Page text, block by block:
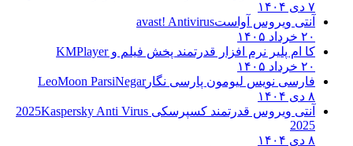
آنتی ویروس آواست avast! Antivirus
کا ام پلیر نرم افزار قدرتمند پخش فیلم وKMPlayer
فارسی نویس لیومون پارسی نگارLeoMoon ParsiNegar
آنتی ویروس قدرتمند کسپرسکی 2025 Kaspersky Anti Virus